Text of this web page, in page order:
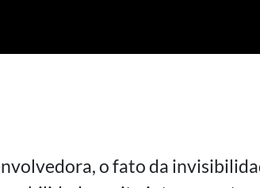
o fato da